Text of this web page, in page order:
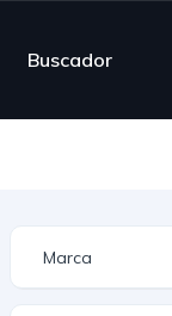
Buscador